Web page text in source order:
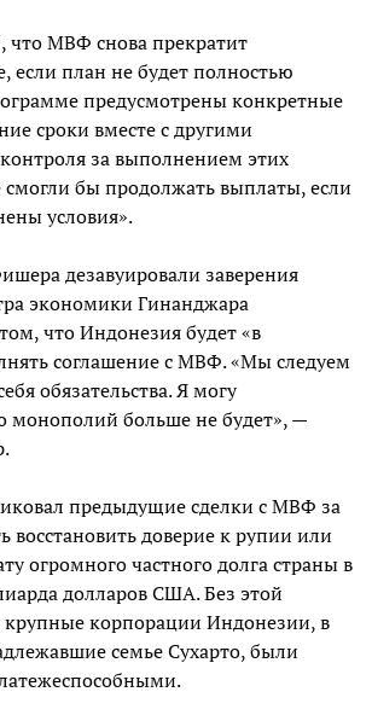
что МВФ снова прекратит
если план не будет полностью
предусмотрены конкретные
сроки вместе с другими
за выполнением этих
бы продолжать выплаты, если
условия».
дезавуировали заверения
экономики Гинанджара
что Индонезия будет «в
соглашение с МВФ. «Мы следуем
обязательства. Я могу
монополий больше не будет», —
предыдущие сделки с МВФ за
восстановить доверие к рупии или
огромного частного долга страны в
долларов США. Без этой
корпорации Индонезии, в
семье Сухарто, были